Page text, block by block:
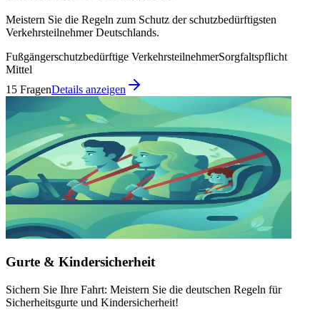
Meistern Sie die Regeln zum Schutz der schutzbedürftigsten
Verkehrsteilnehmer Deutschlands.
Fußgängerschutzbedürftige VerkehrsteilnehmerSorgfaltspflicht
Mittel
15 FragenDetails anzeigen
Gurte & Kindersicherheit
Sichern Sie Ihre Fahrt: Meistern Sie die deutschen Regeln für
Sicherheitsgurte und Kindersicherheit!